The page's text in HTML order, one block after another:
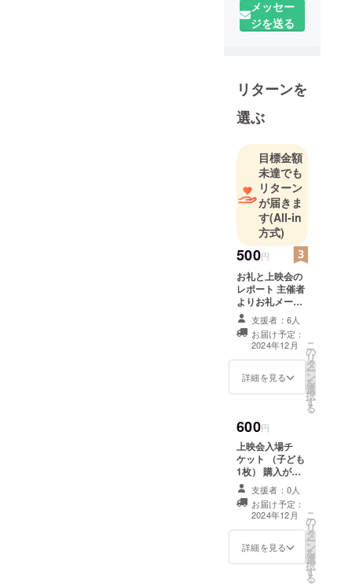
メッセー
ジを送る
リターンを
選ぶ
目標金額
未達でも
リターン
が届きま
す(All-in
方式)
500円
お礼と上映会の
レポート 主催者
よりお礼メール
をお送りしま
す。 上映会終了
後にレポートを
お送りします。
お送り先は支援
の際にご入力い
いたメールアド
レス宛となりま
す。 上映会は1
回目は12月15
日、2回目は1月
13日の開催予定
です。
支援者：6人
お届け予定：
2024年12月
詳細を見る
こ
の
リ
タ
ー
ン
を
選
択
す
る
600円
上映会入場チ
ケット （子ども
1枚） 購入が確
認できる画面や
印刷物を受付で
お示しくださ
い。 上映会終了
後にレポートを
お送りします。
支援者：0人
お届け予定：
2024年12月
詳細を見る
こ
の
リ
タ
ー
ン
を
選
択
す
る